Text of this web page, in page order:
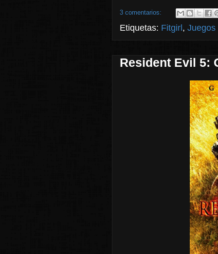
3 comentarios:
Etiquetas: Fitgirl, Juegos
Resident Evil 5: